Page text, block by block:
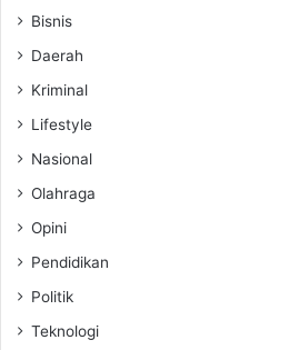
Bisnis
Daerah
Kriminal
Lifestyle
Nasional
Olahraga
Opini
Pendidikan
Politik
Teknologi